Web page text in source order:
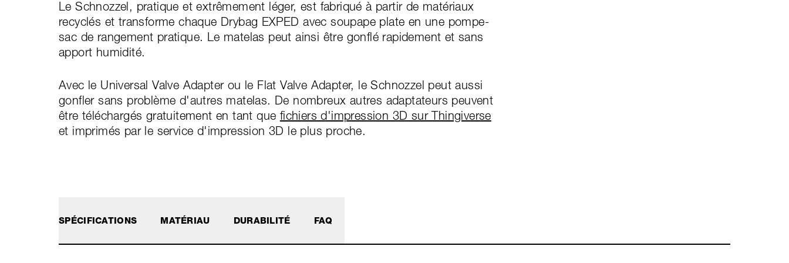
Le Schnozzel, pratique et extrêmement léger, est fabriqué à partir de matériaux
recyclés et transforme chaque Drybag EXPED avec soupape plate en une pompe-
sac de rangement pratique. Le matelas peut ainsi être gonflé rapidement et sans
apport humidité.
Avec le Universal Valve Adapter ou le Flat Valve Adapter, le Schnozzel peut aussi
gonfler sans problème d'autres matelas. De nombreux autres adaptateurs peuvent
être téléchargés gratuitement en tant que fichiers d'impression 3D sur Thingiverse
et imprimés par le service d'impression 3D le plus proche.
SPÉCIFICATIONS MATÉRIAU DURABILITÉ FAQ